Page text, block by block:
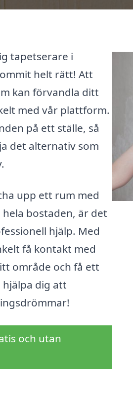
tapetserare i
helt rätt! Att
kan förvandla ditt
med vår plattform.
på ett ställe, så
det alternativ som
upp ett rum med
bostaden, är det
hjälp. Med
få kontakt med
område och få ett
dig att
och utan